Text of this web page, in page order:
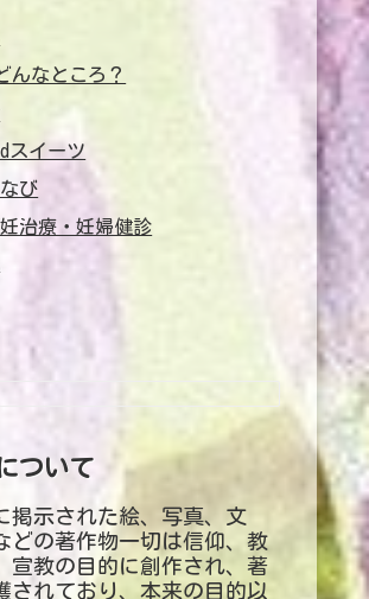
んなところ？
スイーツ
び
治療・妊婦健診
ついて
掲示された絵、写真、文
どの著作物一切は信仰、教
宣教の目的に創作され、著
されており、本来の目的以